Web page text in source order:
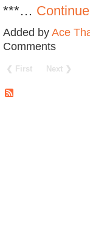
***… Continue
Added by Ace
Comments
❮ First Next ❯